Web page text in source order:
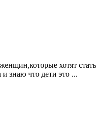
хотят стать
знаю что дети это ...